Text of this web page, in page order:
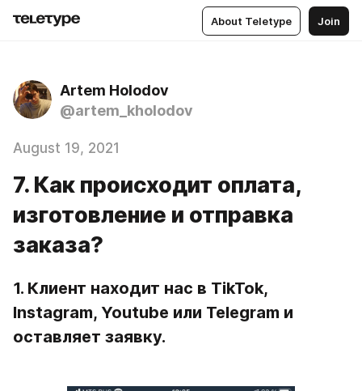
About Teletype Join
Artem Holodov
@artem_kholodov
August 19, 2021
7. Как происходит оплата,
изготовление и отправка
заказа?
1. Клиент находит нас в TikTok,
Instagram, Youtube или Telegram и
оставляет заявку.